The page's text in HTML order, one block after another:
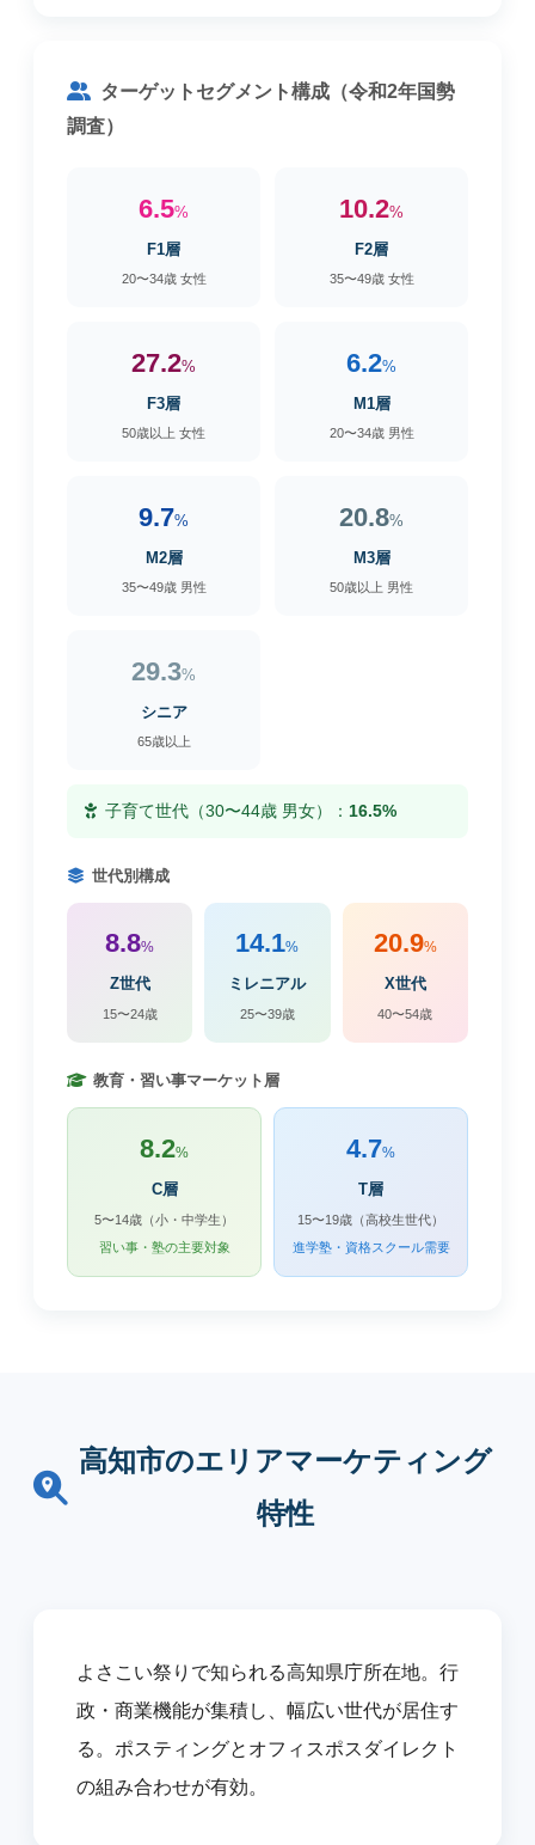
ターゲットセグメント構成（令和2年国勢
調査）
6.5%
F1層
20〜34歳 女性
10.2%
F2層
35〜49歳 女性
27.2%
F3層
50歳以上 女性
6.2%
M1層
20〜34歳 男性
9.7%
M2層
35〜49歳 男性
20.8%
M3層
50歳以上 男性
29.3%
シニア
65歳以上
子育て世代（30〜44歳 男女）： 16.5%
世代別構成
8.8%
Z世代
15〜24歳
14.1%
ミレニアル
25〜39歳
20.9%
X世代
40〜54歳
教育・習い事マーケット層
8.2%
C層
5〜14歳（小・中学生）
習い事・塾の主要対象
4.7%
T層
15〜19歳（高校生世代）
進学塾・資格スクール需要
高知市のエリアマーケティング
特性
よさこい祭りで知られる高知県庁所在地。行
政・商業機能が集積し、幅広い世代が居住す
る。ポスティングとオフィスポスダイレクト
の組み合わせが有効。